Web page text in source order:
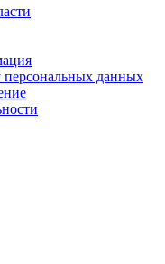
персональных данных